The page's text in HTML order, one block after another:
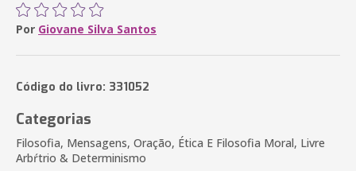
Por Giovane Silva Santos
Código do livro: 331052
Categorias
Filosofia, Mensagens, Oração, Ética E Filosofia Moral, Livre
Arbŕtrio & Determinismo